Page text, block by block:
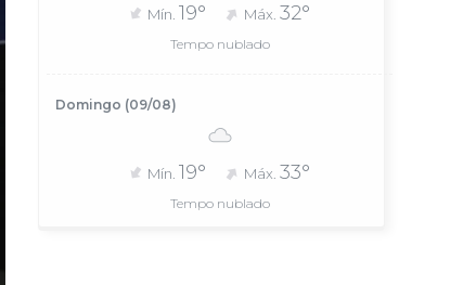
Mín. 19° Máx.32°
Tempo nublado
Domingo (09/08)
Mín. 19° Máx.33°
Tempo nublado